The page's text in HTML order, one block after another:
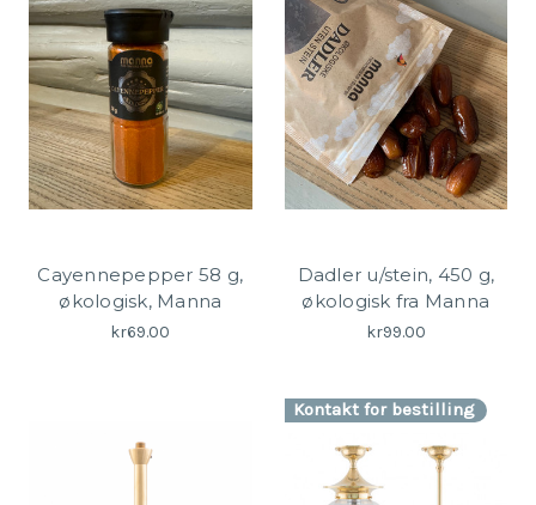
Cayennepepper 58 g,
økologisk, Manna
kr69.00
Dadler u/stein, 450 g,
økologisk fra Manna
kr99.00
Kontakt for bestilling